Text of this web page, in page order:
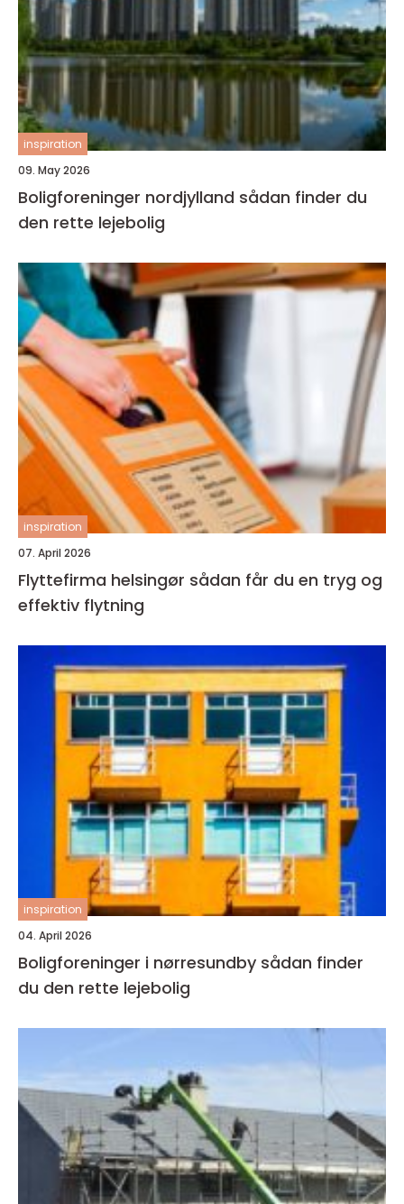
inspiration
09. May 2026
Boligforeninger nordjylland sådan finder du
den rette lejebolig
inspiration
07. April 2026
Flyttefirma helsingør sådan får du en tryg og
effektiv flytning
inspiration
04. April 2026
Boligforeninger i nørresundby sådan finder
du den rette lejebolig